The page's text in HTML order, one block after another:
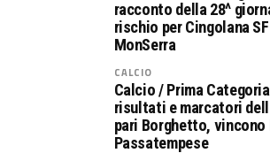
racconto della 28^
rischio per Cingolana
MonSerra
CALCIO
Calcio / Prima
risultati e marcatori
pari Borghetto, vincono
Passatempese